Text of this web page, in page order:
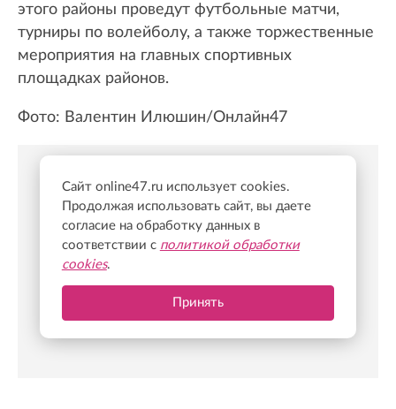
этого районы проведут футбольные матчи,
турниры по волейболу, а также торжественные
мероприятия на главных спортивных
площадках районов.
Фото: Валентин Илюшин/Онлайн47
Новости Online47- в Telegram быстрее🚀
Подпишись:https://t.me/online47news
Сайт online47.ru использует cookies.
Продолжая использовать сайт, вы даете
согласие на обработку данных в
соответствии с политикой обработки
cookies.
Принять